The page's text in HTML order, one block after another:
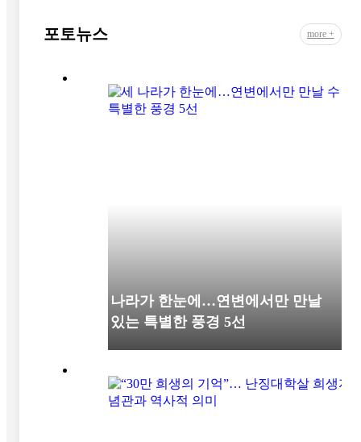
포토뉴스 more +
세 나라가 한눈에…연변에서만 만날
수 있는 특별한 풍경 5선